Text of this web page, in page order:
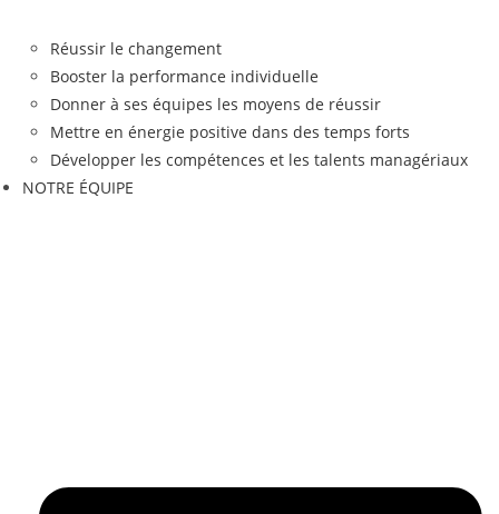
Réussir le changement
Booster la performance individuelle
Donner à ses équipes les moyens de réussir
Mettre en énergie positive dans des temps forts
Développer les compétences et les talents managériaux
NOTRE ÉQUIPE